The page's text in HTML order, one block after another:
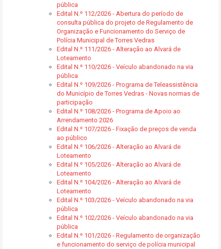
pública
Edital N.º 112/2026 - Abertura do período de
consulta pública do projeto de Regulamento de
Organização e Funcionamento do Serviço de
Polícia Municipal de Torres Vedras
Edital N.º 111/2026 - Alteração ao Alvará de
Loteamento
Edital N.º 110/2026 - Veículo abandonado na via
pública
Edital N.º 109/2026 - Programa de Teleassistência
do Município de Torres Vedras - Novas normas de
participação
Edital N.º 108/2026 - Programa de Apoio ao
Arrendamento 2026
Edital N.º 107/2026 - Fixação de preços de venda
ao público
Edital N.º 106/2026 - Alteração ao Alvará de
Loteamento
Edital N.º 105/2026 - Alteração ao Alvará de
Loteamento
Edital N.º 104/2026 - Alteração ao Alvará de
Loteamento
Edital N.º 103/2026 - Veículo abandonado na via
pública
Edital N.º 102/2026 - Veículo abandonado na via
pública
Edital N.º 101/2026 - Regulamento de organização
e funcionamento do serviço de polícia municipal